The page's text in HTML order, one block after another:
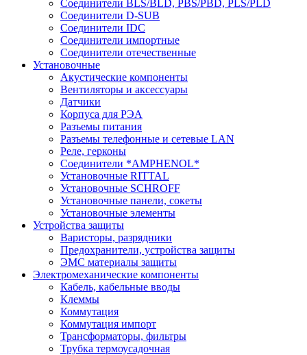
Соединители BLS/BLD, PBS/PBD, PLS/PLD
Соединители D-SUB
Соединители IDC
Соединители импортные
Соединители отечественные
Установочные
Акустические компоненты
Вентиляторы и аксессуары
Датчики
Корпуса для РЭА
Разъемы питания
Разъемы телефонные и сетевые LAN
Реле, герконы
Соединители *AMPHENOL*
Установочные RITTAL
Установочные SCHROFF
Установочные панели, сокеты
Установочные элементы
Устройства защиты
Варисторы, разрядники
Предохранители, устройства защиты
ЭМС материалы защиты
Электромеханические компоненты
Кабель, кабельные вводы
Клеммы
Коммутация
Коммутация импорт
Трансформаторы, фильтры
Трубка термоусадочная